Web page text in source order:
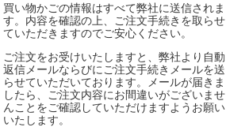
買い物かごの情報はすべて弊社に送信されま
す。内容を確認の上、ご注文手続きを取らせ
ていただきますのでご安心ください。
ご注文をお受けいたしますと、弊社より自動
返信メールならびにご注文手続きメールを送
らせていただいております。メールが届きま
したら、ご注文内容にお間違いがございませ
んことをご確認していただけますようお願い
いたします。